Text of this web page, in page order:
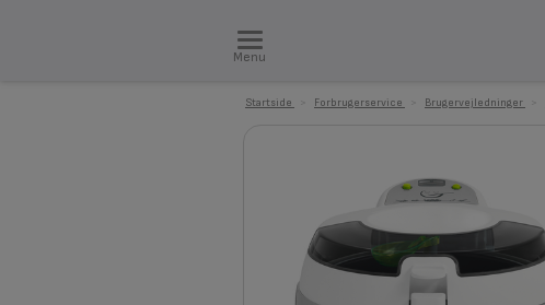
Menu
Startside Forbrugerservice Brugervejledninger